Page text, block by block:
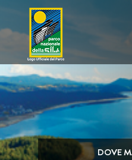
Vai al contenuto principale
DOVE